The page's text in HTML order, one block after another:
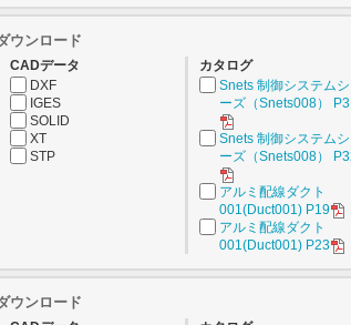
ウンロード
CADデータ
DXF
IGES
SOLID
XT
STP
カタログ
Snets 制御システムシ
ーズ（Snets008）
Snets 制御システムシ
ーズ（Snets008）
アルミ配線ダクト
001(Duct001) P19
アルミ配線ダクト
001(Duct001) P23
ウンロード